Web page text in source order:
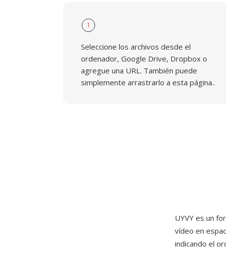
1
Seleccione los archivos desde el
ordenador, Google Drive, Dropbox o
agregue una URL. También puede
simplemente arrastrarlo a esta página..
UYVY es un
vídeo en
indicando el